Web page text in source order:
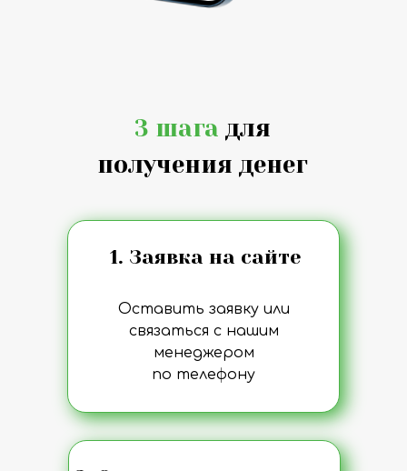
3 шага для
получения денег
1. Заявка на сайте
Оставить заявку или
связаться с нашим
менеджером
по телефону